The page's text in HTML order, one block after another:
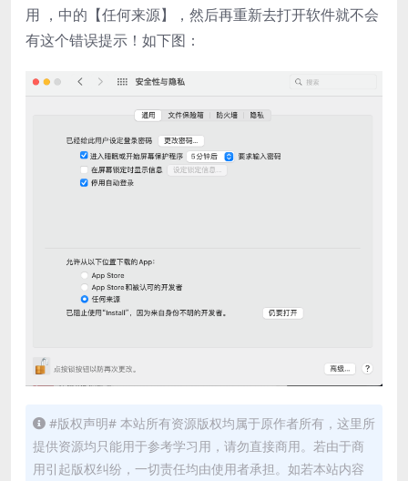
用 ，中的【任何来源】，然后再重新去打开软件就不会
有这个错误提示！如下图：
#版权声明# 本站所有资源版权均属于原作者所有，这里所
提供资源均只能用于参考学习用，请勿直接商用。若由于商
用引起版权纠纷，一切责任均由使用者承担。如若本站内容